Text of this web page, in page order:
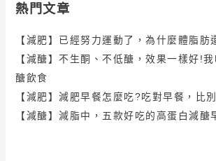
熱門文章
【減肥】已經努力運動了，為什麼體脂肪
【減醣】不生酮、不低醣，效果一樣好!
醣飲食
【減肥】減肥早餐怎麼吃?吃對早餐，比
【減醣】減脂中，五款好吃的高蛋白減醣